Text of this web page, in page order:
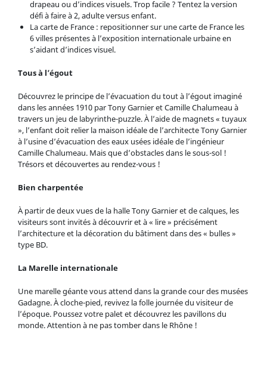
drapeau ou d’indices visuels. Trop facile ? Tentez la version
défi à faire à 2, adulte versus enfant.
La carte de France : repositionner sur une carte de France les
6 villes présentes à l’exposition internationale urbaine en
s’aidant d’indices visuel.
Tous à l’égout
Découvrez le principe de l’évacuation du tout à l’égout imaginé
dans les années 1910 par Tony Garnier et Camille Chalumeau à
travers un jeu de labyrinthe-puzzle. À l’aide de magnets « tuyaux
», l’enfant doit relier la maison idéale de l’architecte Tony Garnier
à l’usine d’évacuation des eaux usées idéale de l’ingénieur
Camille Chalumeau. Mais que d’obstacles dans le sous-sol !
Trésors et découvertes au rendez-vous !
Bien charpentée
À partir de deux vues de la halle Tony Garnier et de calques, les
visiteurs sont invités à découvrir et à « lire » précisément
l’architecture et la décoration du bâtiment dans des « bulles »
type BD.
La Marelle internationale
Une marelle géante vous attend dans la grande cour des musées
Gadagne. À cloche-pied, revivez la folle journée du visiteur de
l’époque. Poussez votre palet et découvrez les pavillons du
monde. Attention à ne pas tomber dans le Rhône !